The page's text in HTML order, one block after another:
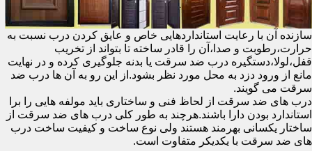
سازنده آن با رعایت استانداردهایی خاص و عایق کردن درب نسبت به
حرارت،رطوبت و صدا،آن را قادر ساخته تا بتواند از تخریب
قفل،لولا،دستگیره درب ضد سرقت یا بدنه جلوگیری کرده و در نهایت
مانع از ورود دزد به محل مورد نظر بشود.از این رو به آن ها درب ضد
سرقت می گویند.
درب های ضد سرقت از لحاظ فنی و ساختاری باید مولفه هایی را برا
استاندارد بودن دارا باشند.هرچند به طور کلی درب های ضد سرقت از
ساختار یکسانی بهرمند هستند ولی نوع ساخت و کیفیت ساخت درب
های ضد سرقت با یکدیکر متفاوت است.